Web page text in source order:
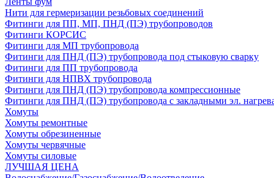
Нити для гермеризации резьбовых соединений
Фитинги для ПП, МП, ПНД (ПЭ) трубопроводов
Фитинги КОРСИС
Фитинги для МП трубопровода
Фитинги для ПНД (ПЭ) трубопровода под стыковую сварку
Фитинги для ПП трубопровода
Фитинги для НПВХ трубопровода
Фитинги для ПНД (ПЭ) трубопровода компрессионные
Фитинги для ПНД (ПЭ) трубопровода с закладными эл.
Хомуты
Хомуты ремонтные
Хомуты обрезиненные
Хомуты червячные
Хомуты силовые
ЛУЧШАЯ ЦЕНА